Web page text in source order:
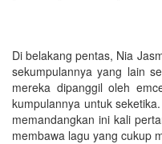
Di belakang pentas, Nia
sekumpulannya yang lain
mereka dipanggil oleh
kumpulannya untuk
memandangkan ini kali
membawa lagu yang cukup